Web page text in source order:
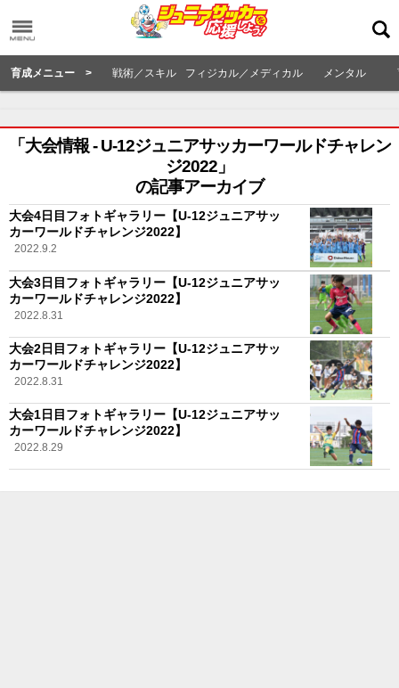
育成メニュー > 戦術／スキル フィジカル／メディカル メンタル
「大会情報 - U-12ジュニアサッカーワールドチャレン
ジ2022」
の記事アーカイブ
大会4日目フォトギャラリー【U-12ジュニアサッ
カーワールドチャレンジ2022】
2022.9.2
大会3日目フォトギャラリー【U-12ジュニアサッ
カーワールドチャレンジ2022】
2022.8.31
大会2日目フォトギャラリー【U-12ジュニアサッ
カーワールドチャレンジ2022】
2022.8.31
大会1日目フォトギャラリー【U-12ジュニアサッ
カーワールドチャレンジ2022】
2022.8.29